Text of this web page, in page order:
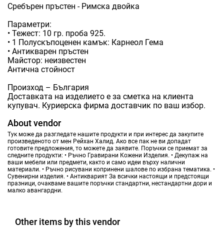
Сребърен пръстен - Римска двойка
Параметри:
• Тежест: 10 гр. проба 925.
• 1 Полускъпоценен камък: Карнеол Гема
• Антикварен пръстен
Майстор: неизвестен
Антична стойност
Произход – България
Доставката на изделието е за сметка на клиента
купувач. Куриерска фирма доставчик по ваш избор.
About vendor
Тук може да разгледате нашите продукти и при интерес да закупите
произведеното от мен Рейхан Халид. Ако все пак не ви допадат
готовите предложения, то можете да заявите. Поръчки се приемат за
следните продукти: • Ръчно Гравирани Кожени Изделия. • Декупаж на
ваши мебели или предмети, както и само идеи върху налични
материали. • Ръчно рисувани копринени шалове по избрана тематика. •
Сувенирни изделия. • Антикварият За всички настоящи и предстоящи
празници, очакваме вашите поръчки стандартни, нестандартни дори и
малко авангардни.
Other items by this vendor